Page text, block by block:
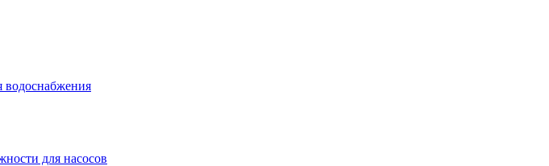
водоснабжения
для насосов